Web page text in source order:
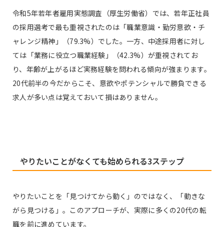
令和5年若年者雇用実態調査（厚生労働省）では、若年正社員
の採用選考で最も重視されたのは「職業意識・勤労意欲・チ
ャレンジ精神」（79.3%）でした。一方、中途採用者に対し
ては「業務に役立つ職業経験」（42.3%）が重視されてお
り、年齢が上がるほど実務経験を問われる傾向が強まります。
20代前半の今だからこそ、意欲やポテンシャルで勝負できる
求人が多い点は覚えておいて損はありません。
やりたいことがなくても始められる3ステップ
やりたいことを「見つけてから動く」のではなく、「動きな
がら見つける」。このアプローチが、実際に多くの20代の転
職を前に進めています。